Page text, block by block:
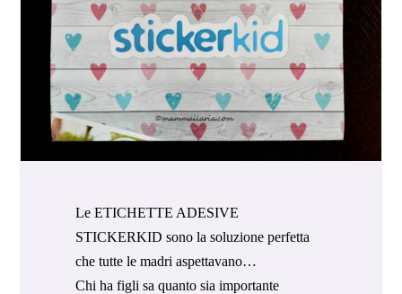
Le ETICHETTE ADESIVE
STICKERKID sono la soluzione perfetta
che tutte le madri aspettavano…
Chi ha figli sa quanto sia importante